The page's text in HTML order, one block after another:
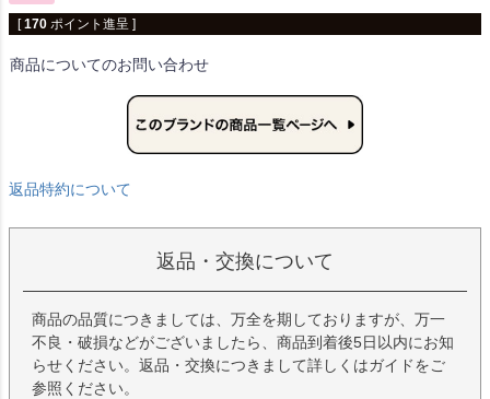
[ 170 ポイント進呈 ]
商品についてのお問い合わせ
返品特約について
返品・交換について
商品の品質につきましては、万全を期しておりますが、万一
不良・破損などがございましたら、商品到着後5日以内にお知
らせください。返品・交換につきまして詳しくはガイドをご
参照ください。